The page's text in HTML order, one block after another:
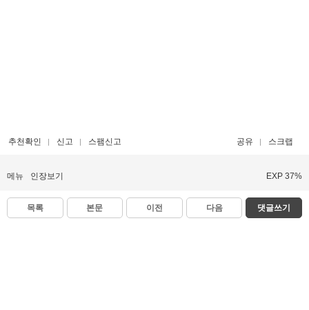
추천확인 신고 스팸신고 공유 스크랩
메뉴 인장보기 EXP 37%
목록 본문 이전 다음 댓글쓰기